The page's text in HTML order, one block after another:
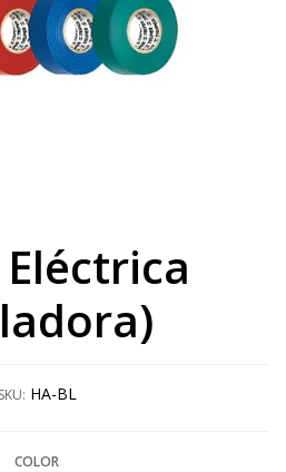
SKU: HA-BL
COLOR